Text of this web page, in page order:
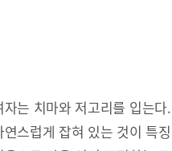
자는 치마와 저고리를 입는
연스럽게 잡혀 있는 것이 특